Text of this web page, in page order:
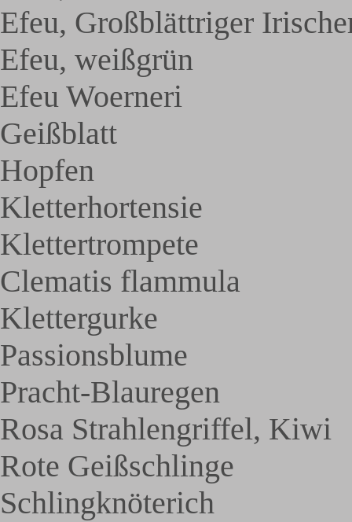
Efeu, Großblättriger
Efeu, weißgrün
Efeu Woerneri
Geißblatt
Hopfen
Kletterhortensie
Klettertrompete
Clematis flammula
Klettergurke
Passionsblume
Pracht-Blauregen
Rosa Strahlengriffel, Kiwi
Rote Geißschlinge
Schlingknöterich